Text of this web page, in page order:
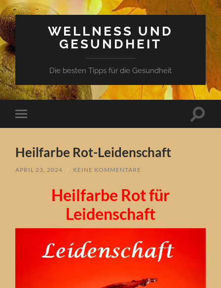
WELLNESS UND
GESUNDHEIT
Die besten Tipps für die Gesundheit
Mobile-
Menü
Heilfarbe Rot-Leidenschaft
APRIL 23, 2024 / KEINE KOMMENTARE
Heilfarbe Rot für
Leidenschaft